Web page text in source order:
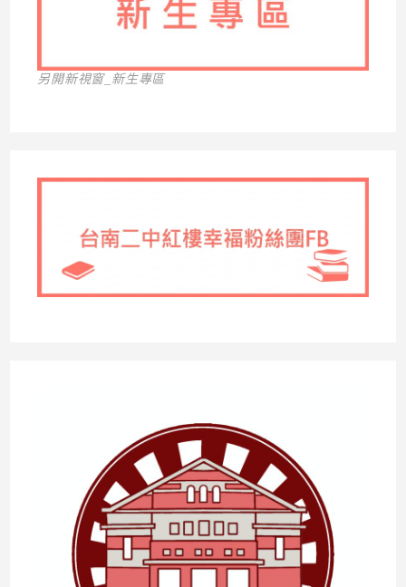
另開新視窗_新生專區